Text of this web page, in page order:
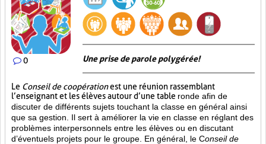
0 Une prise de parole polygérée!
Le Conseil de coopérationest une réunion rassemblant
l’enseignant et les élèves autour d’une table ronde afin de
discuter de différents sujets touchant la classe en général ainsi
que sa gestion. Il sert à améliorer la vie en classe en réglant des
problèmes interpersonnels entre les élèves ou en discutant
d’éventuels projets pour le groupe. En général, le Conseil de